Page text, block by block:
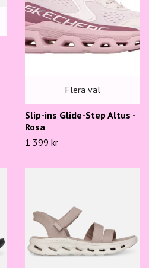
Flera val
Slip-ins Glide-Step Altus -
Rosa
1 399 kr